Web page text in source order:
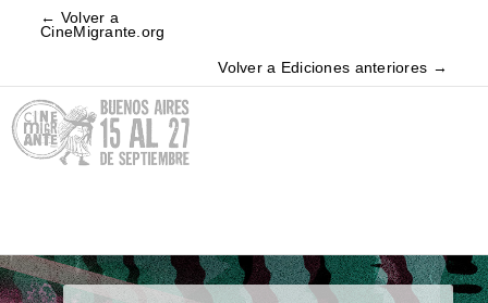
← Volver a
CineMigrante.org
Volver a Ediciones anteriores →